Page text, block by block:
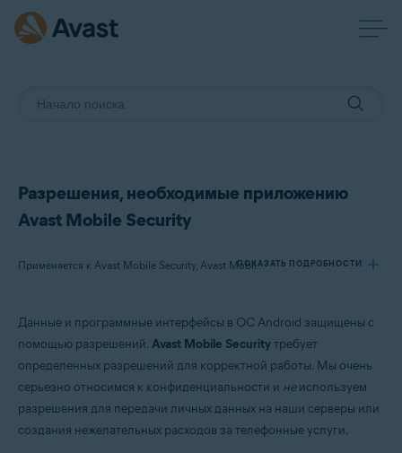
Разрешения, необходимые приложению
Avast Mobile Security
Применяется к Avast Mobile Security, Avast Mobile Security Premium
ПОКАЗАТЬ ПОДРОБНОСТИ
Продукты:
Avast Mobile Security Premium
Операционные системы:
Android
Данные и программные интерфейсы в ОС Android защищены с
помощью разрешений. Avast Mobile Securityтребует
определенных разрешений для корректной работы. Мы очень
серьезно относимся к конфиденциальности и неиспользуем
разрешения для передачи личных данных на наши серверы или
создания нежелательных расходов за телефонные услуги.